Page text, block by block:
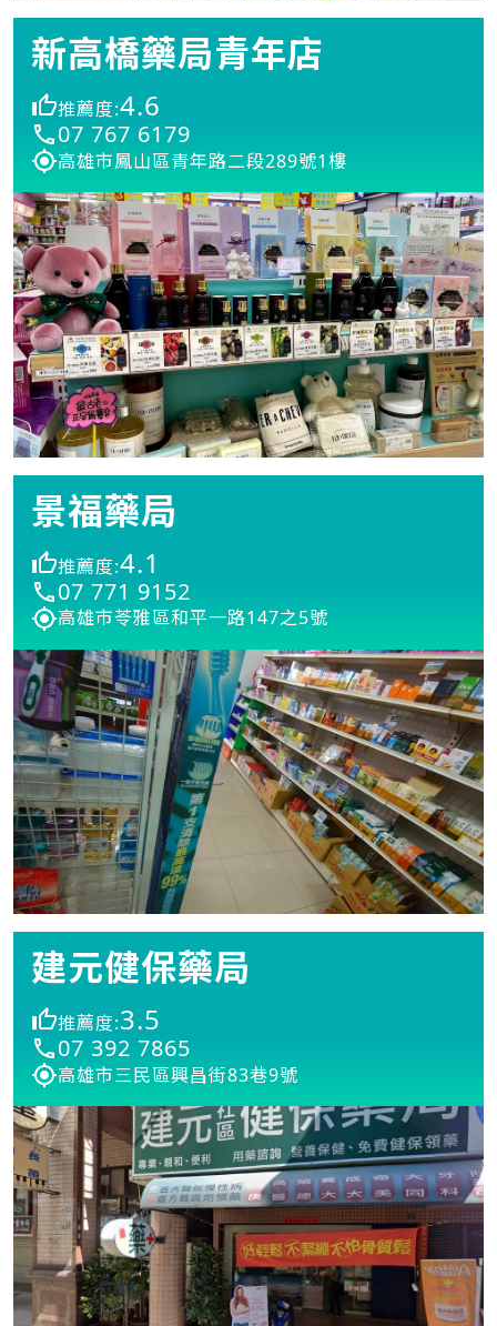
新高橋藥局青年店
推薦度:4.6
07 767 6179
高雄市鳳山區青年路二段289號1樓
景福藥局
推薦度:4.1
07 771 9152
高雄市苓雅區和平一路147之5號
建元健保藥局
推薦度:3.5
07 392 7865
高雄市三民區興昌街83巷9號